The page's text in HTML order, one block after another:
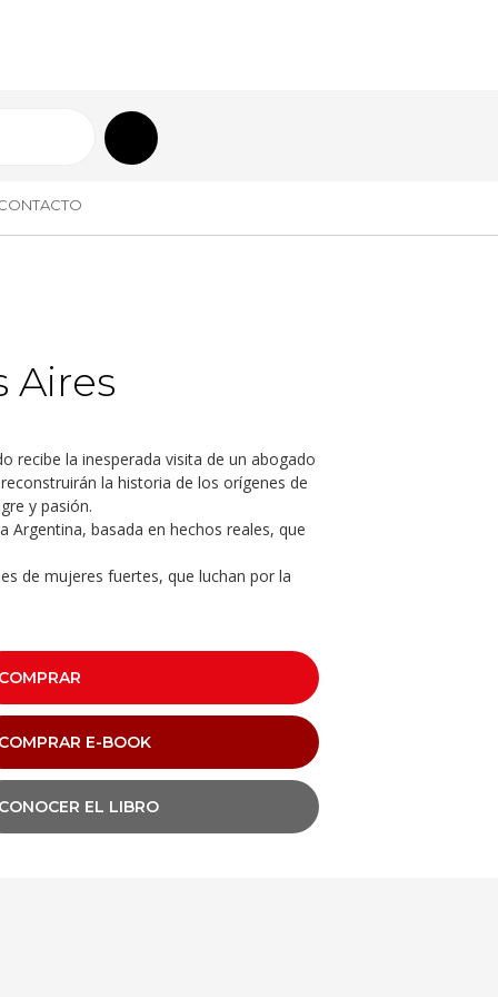
Aires
recibe la inesperada visita de un abogado
la historia de los orígenes de
y pasión.
Argentina, basada en hechos reales, que
de mujeres fuertes, que luchan por la
COMPRAR
COMPRAR E-BOOK
CONOCER EL LIBRO